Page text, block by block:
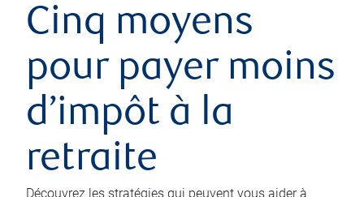
Cinq moyens
pour payer moins
d’impôt à la
retraite
Découvrez les stratégies qui peuvent vous aider à